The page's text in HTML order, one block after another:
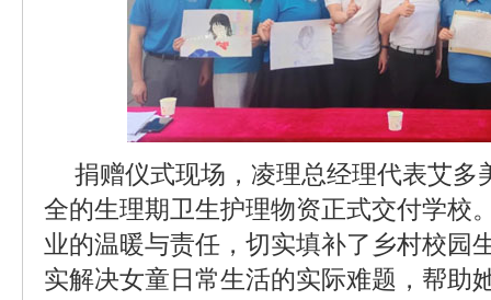
捐赠仪式现场，凌理总经理代表艾多
全的生理期卫生护理物资正式交付学校
业的温暖与责任，切实填补了乡村校园
实解决女童日常生活的实际难题，帮助